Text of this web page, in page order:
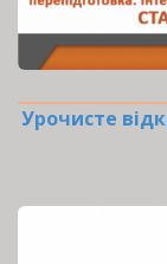
Урочисте